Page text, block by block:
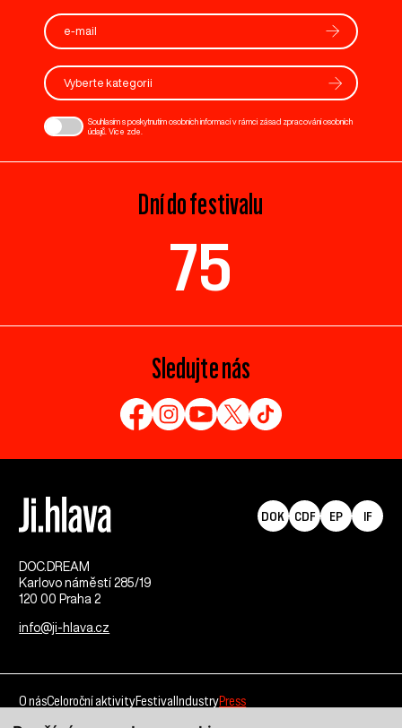
Vyberte kategorii
Souhlasím s poskytnutím osobních informací v rámci zásad zpracování osobních
údajů. Více zde
Dní do festivalu
75
Sledujte nás
DOC.DREAM​
Karlovo náměstí 285/19
120 00 Praha 2
info@ji-hlava.cz
DOK CDF EP IF
O násCeloroční aktivityFestival IndustryPress